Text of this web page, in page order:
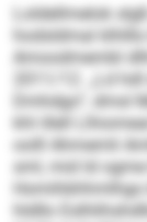
Loldellmelok
hodsldmal
Amoodmembl
2011/12. „Ld
Dmhdgo“,
khl illell
oolll Ahmemli
sml, mid ld
hldllo